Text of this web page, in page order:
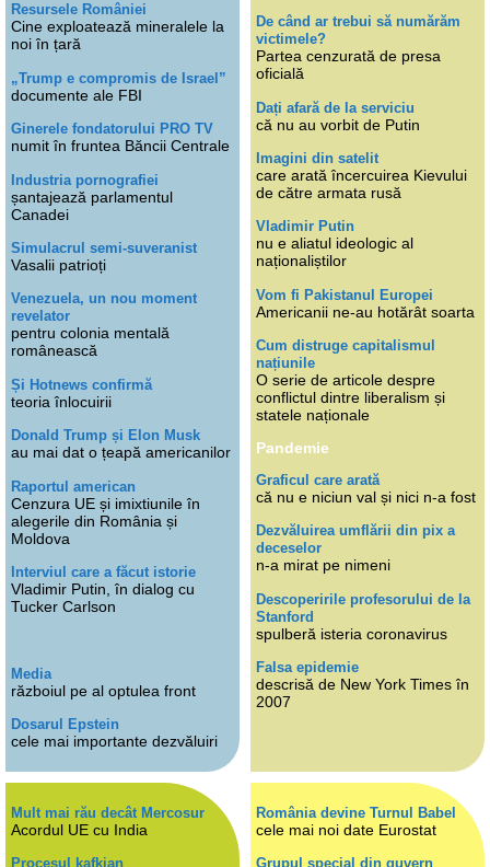
Resursele României
Cine exploatează mineralele la
noi în țară
„Trump e compromis de Israel”
documente ale FBI
Ginerele fondatorului PRO TV
numit în fruntea Băncii Centrale
Industria pornografiei
șantajează parlamentul
Canadei
Simulacrul semi-suveranist
Vasalii patrioți
Venezuela, un nou moment
revelator
pentru colonia mentală
românească
Și Hotnews confirmă
teoria înlocuirii
Donald Trump și Elon Musk
au mai dat o țeapă americanilor
Raportul american
Cenzura UE și imixtiunile în
alegerile din România și
Moldova
Interviul care a făcut istorie
Vladimir Putin, în dialog cu
Tucker Carlson
Media
războiul pe al optulea front
Dosarul Epstein
cele mai importante dezvăluiri
De când ar trebui să numărăm
victimele?
Partea cenzurată de presa
oficială
Dați afară de la serviciu
că nu au vorbit de Putin
Imagini din satelit
care arată încercuirea Kievului
de către armata rusă
Vladimir Putin
nu e aliatul ideologic al
naționaliștilor
Vom fi Pakistanul Europei
Americanii ne-au hotărât soarta
Cum distruge capitalismul
națiunile
O serie de articole despre
conflictul dintre liberalism și
statele naționale
Pandemie
Graficul care arată
că nu e niciun val și nici n-a fost
Dezvăluirea umflării din pix a
deceselor
n-a mirat pe nimeni
Descoperirile profesorului de la
Stanford
spulberă isteria coronavirus
Falsa epidemie
descrisă de New York Times în
2007
Mult mai rău decât Mercosur
Acordul UE cu India
Procesul kafkian
România devine Turnul Babel
cele mai noi date Eurostat
Grupul special din guvern